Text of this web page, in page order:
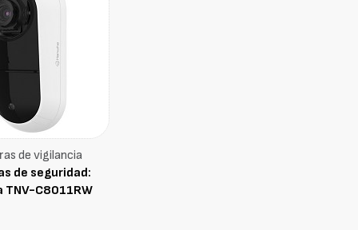
de vigilancia
de seguridad:
TNV-C8011RW